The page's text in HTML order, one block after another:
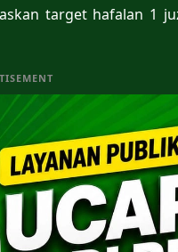
target hafalan 1